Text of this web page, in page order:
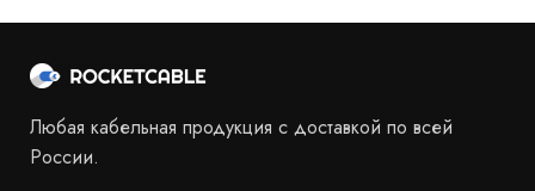
Любая кабельная продукция с доставкой по всей
России.